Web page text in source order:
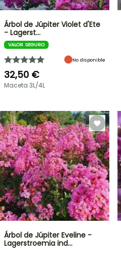
Árbol de Júpiter Violet d'Ete
- Lagerst…
VALOR SEGURO
No disponible
32,50 €
Maceta 3L/4L
Árbol de Júpiter Eveline -
Lagerstroemia ind…